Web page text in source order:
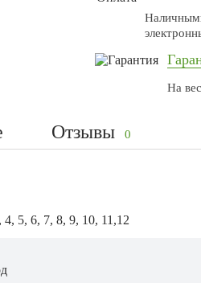
На
Отзывы 0
4, 5, 6, 7, 8, 9, 10, 11,12